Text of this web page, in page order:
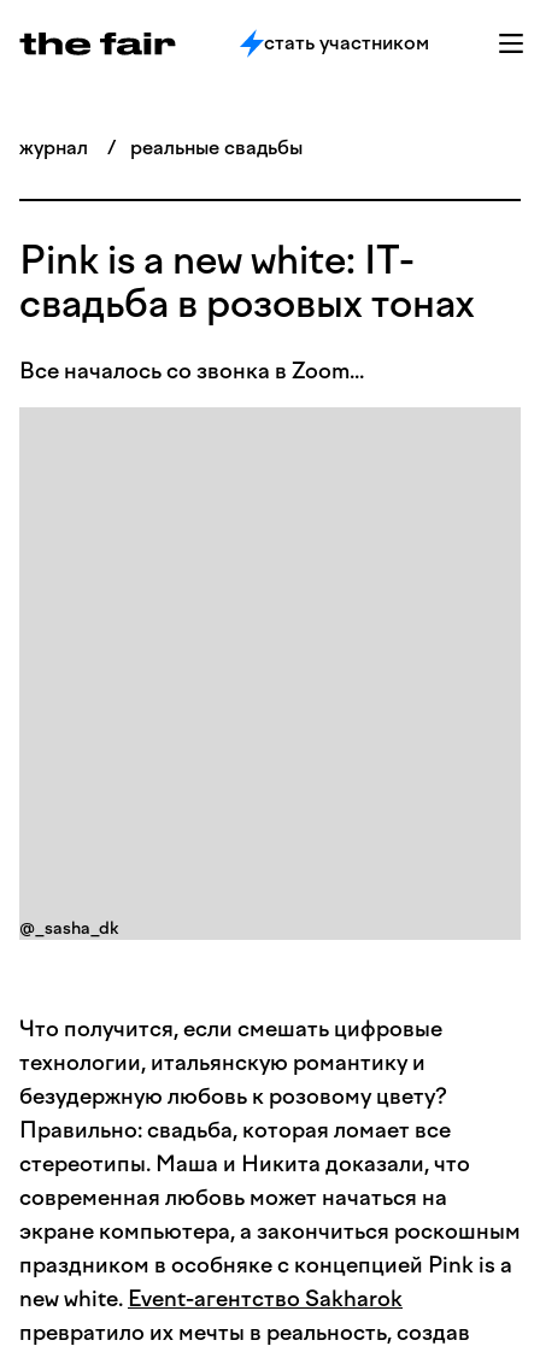
стать участником
журнал / реальные свадьбы
Pink is a new white: IT-
свадьба в розовых тонах
Все началось со звонка в Zoom...
@_sasha_dk
Что получится, если смешать цифровые
технологии, итальянскую романтику и
безудержную любовь к розовому цвету?
Правильно: свадьба, которая ломает все
стереотипы. Маша и Никита доказали, что
современная любовь может начаться на
экране компьютера, а закончиться роскошным
праздником в особняке с концепцией Pink is a
new white. Event-агентство Sakharok
превратило их мечты в реальность, создав